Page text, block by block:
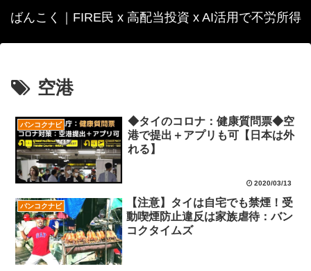
ばんこく｜FIRE民 x 高配当投資 x AI活用で不労所得
空港
バンコクナビ
◆タイのコロナ：健康質問票◆空
港で提出＋アプリも可【日本は外
れる】
2020/03/13
バンコクナビ
【注意】タイは自宅でも禁煙！受
動喫煙防止違反は家族虐待：バン
コクタイムズ